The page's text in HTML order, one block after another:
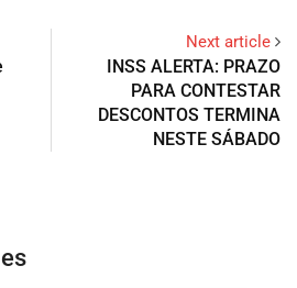
Next article
INSS ALERTA: PRAZO
PARA CONTESTAR
DESCONTOS TERMINA
NESTE SÁBADO